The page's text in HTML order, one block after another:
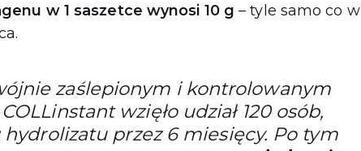
w 1 saszetce wynosi 10 g – tyle samo co w
zaślepionym i kontrolowanym
wzięło udział 120 osób,
przez 6 miesięcy. Po tym